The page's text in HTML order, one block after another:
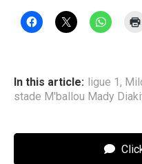
In this article: ligue 1,
stade M'ballou Mady